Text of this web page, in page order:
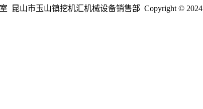
昆山市玉山镇挖机汇机械设备销售部 Copyright © 2024